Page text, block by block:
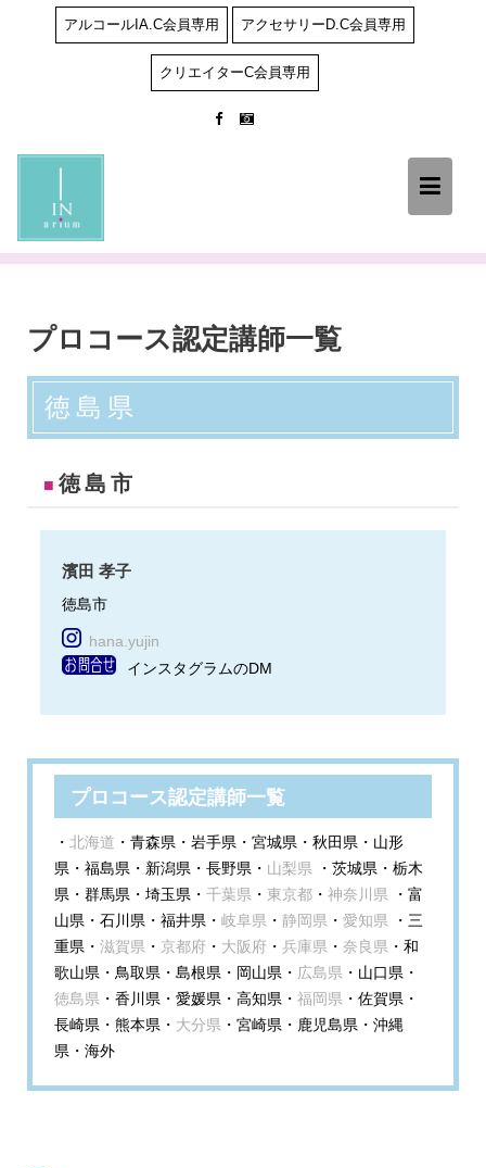
アルコールIA.C会員専用 アクセサリーD.C会員専用
クリエイターC会員専用
プロコース認定講師一覧
徳島県
■ 徳島市
濱田 孝子
徳島市
hana.yujin
インスタグラムのDM
プロコース認定講師一覧
・ 北海道 ・青森県・岩手県・宮城県・秋田県・山形
県・福島県・新潟県・長野県・ 山梨県 ・茨城県・栃木
県・群馬県・埼玉県・ 千葉県 ・ 東京都 ・ 神奈川県 ・富
山県・石川県・福井県・ 岐阜県 ・ 静岡県 ・ 愛知県 ・三
重県・ 滋賀県 ・ 京都府 ・ 大阪府 ・ 兵庫県 ・ 奈良県 ・和
歌山県・鳥取県・島根県・岡山県・ 広島県 ・山口県・
徳島県 ・香川県・愛媛県・高知県・ 福岡県 ・佐賀県・
長崎県・熊本県・ 大分県 ・宮崎県・鹿児島県・沖縄
県・海外